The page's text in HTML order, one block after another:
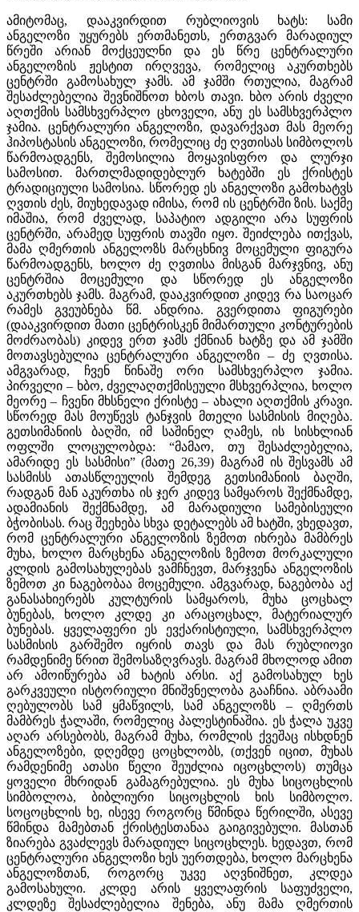
ამიტომაც, დააკვირდით რუბლიოვის ხატს: სამი
ანგელოზი უყურებს ერთმანეთს, ერთგვარ მარადიულ
წრეში არიან მოქცეულნი და ეს წრე ცენტრალური
ანგელოზის ჟესტით ირღვევა, რომელიც აკურთხებს
ცენტრში გამოსახულ ჯამს. ამ ჯამში რთულია, მაგრამ
შესაძლებელია შევნიშნოთ ხბოს თავი. ხბო არის ძველი
აღთქმის სამსხვერპლო ცხოველი, ანუ ეს სამსხვერპლო
ჯამია. ცენტრალური ანგელოზი, დავარქვათ მას მეორე
ჰიპოსტასის ანგელოზი, რომელიც ძე ღვთისას სიმბოლოს
წარმოადგენს, შემოსილია მოყავისფრო და ლურჯი
სამოსით. მართლმადიდებლურ ხატებში ეს ქრისტეს
ტრადიციული სამოსია. სწორედ ეს ანგელოზი გამოხატვს
ღვთის ძეს, მიუხედავად იმისა, რომ ის ცენტრში ზის. საქმე
იმაშია, რომ ძველად, საპატიო ადგილი არა სუფრის
ცენტრში, არამედ სუფრის თავში იყო. შეიძლება ითქვას,
მამა ღმერთის ანგელოზს მარცხნივ მოცემული ფიგურა
წარმოადგენს, ხოლო ძე ღვთისა მისგან მარჯვნივ, ანუ
ცენტრშია მოცემული და სწორედ ეს ანგელოზი
აკურთხებს ჯამს. მაგრამ, დააკვირდით კიდევ რა საოცარ
რამეს გვეუბნება წმ. ანდრია. გვერდითა ფიგურები
(დააკვირდით მათი ცენტრისკენ მიმართული კონტურების
მოძრაობას) კიდევ ერთ ჯამს ქმნიან ხატზე და ამ ჯამში
მოთავსებულია ცენტრალური ანგელოზი – ძე ღვთისა.
ამგვარად, ჩვენ წინაშე ორი სამსხვერპლო ჯამია.
პირველი – ხბო, ძველაღთქმისეული მსხვერპლია, ხოლო
მეორე – ჩვენი მხსნელი ქრისტე – ახალი აღთქმის კრავი.
სწორედ მას მოუწევს ტანჯვის მთელი სასმისის მიღება.
გეთსიმანიის ბაღში, იმ საშინელ ღამეს, ის სისხლიან
ოფლში ლოცულობდა: “მამაო, თუ შესაძლებელია,
ამარიდე ეს სასმისი” (მათე 26,39) მაგრამ ის შესვამს ამ
სასმისს ათასწლეულის შემდეგ გეთსიმანიის ბაღში,
რადგან მან აკურთხა ის ჯერ კიდევ სამყაროს შექმნამდე,
ადამიანის შექმნამდე, ამ მარადიული სამებისეული
ბჭობისას. რაც შეეხება სხვა დეტალებს ამ ხატში, ვხედავთ,
რომ ცენტრალური ანგელოზის ზემოთ იხრება მამბრეს
მუხა, ხოლო მარცხენა ანგელოზის ზემოთ მორკალული
კლდის გამოსახულებას ვამჩნევთ, მარჯვენა ანგელოზის
ზემოთ კი ნაგებობაა მოცემული. ამგვარად, ნაგებობა აქ
განასახიერებს კულტურის სამყაროს, მუხა ცოცხალ
ბუნებას, ხოლო კლდე კი არაცოცხალ, მატერიალურ
ბუნებას. ყველაფერი ეს ევქარისტიული, სამსხვერპლო
სასმისის გარშემო იყრის თავს და მას რუბლიოვი
რამდენიმე წრით შემოსაზღვრავს. მაგრამ მხოლოდ ამით
არ ამოიწურება ამ ხატის არსი. აქ გამოსახულ ხეს
გარკვეული ისტორიული მნიშვნელობა გააჩნია. აბრაამი
ღებულობს სამ ყმაწვილს, სამ ანგელოზს – ღმერთს
მამბრეს ჭალაში, რომელიც პალესტინაშია. ეს ჭალა უკვე
აღარ არსებობს, მაგრამ მუხა, რომლის ქვეშაც ისხდნენ
ანგელოზები, დღემდე ცოცხლობს, (თქვენ იცით, მუხას
რამდენიმე ათასი წელი შეუძლია იცოცხლოს) თუმცა
ყოველი მხრიდან გამაგრებულია. ეს მუხა სიცოცხლის
სიმბოლოა, ბიბლიური სიცოცხლის ხის სიმბოლო.
სოცოცხლის ხე, ისევე როგორც წმინდა წერილში, ასევე
წმინდა მამებთან ქრისტესთანაა გაიგივებული. მასთან
ზიარება გვაძლევს მარადიულ სიცოცხლეს. ხედავთ, რომ
ცენტრალური ანგელოზი ხეს უერთდება, ხოლო მარცხენა
ანგელოზთან, როგორც უკვე აღვნიშნეთ, კლდეა
გამოსახული. კლდე არის ყველაფრის საფუძველი,
კლდეზე შესაძლებელია შენება, ანუ მამა ღმერთის